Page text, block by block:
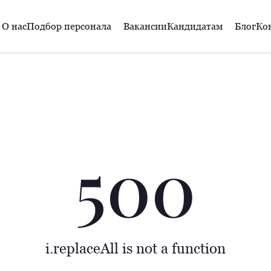
О насПодбор персонала ВакансииКандидатам Блог
500
i.replaceAll is not a function